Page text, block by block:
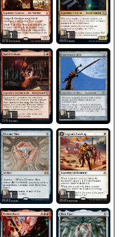
1 1
1 1
1 1